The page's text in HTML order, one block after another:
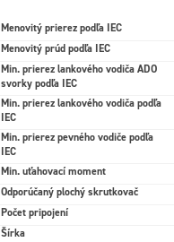
Menovitý prierez podľa IEC
Menovitý prúd podľa IEC
Min. prierez lankového vodiča ADO
svorky podľa IEC
Min. prierez lankového vodiča podľa
IEC
Min. prierez pevného vodiče podľa
IEC
Min. uťahovací moment
Odporúčaný plochý skrutkovač
Počet pripojení
Šírka